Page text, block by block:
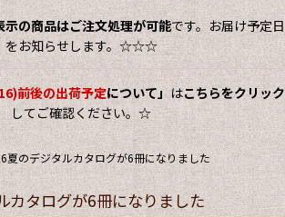
示の商品はご注文処理が可能です。お届け予定日
をお知らせします。☆☆☆
前後の出荷予定について」はこちらをクリック
してご確認ください。☆
夏のデジタルカタログが6冊になりました
カタログが6冊になりました